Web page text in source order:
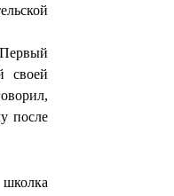
Первый
своей
после